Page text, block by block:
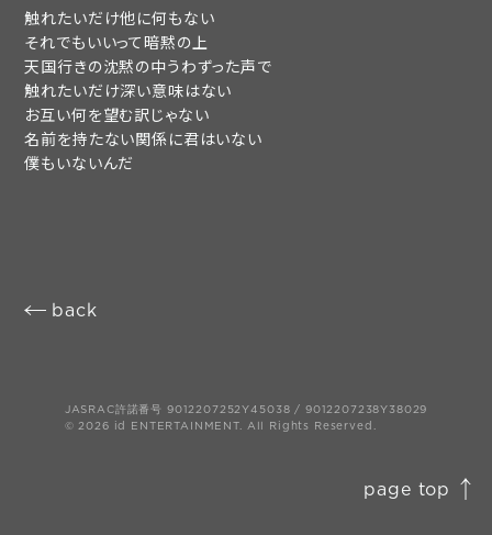
lyrics search
play room
magazine
fanstream
触れたいだけ他に何もない
それでもいいって暗黙の上
天国行きの沈黙の中うわずった声で
触れたいだけ深い意味はない
お互い何を望む訳じゃない
名前を持たない関係に君はいない
僕もいないんだ
back
page top